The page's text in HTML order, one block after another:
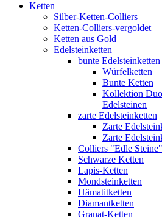
Ketten
Silber-Ketten-Colliers
Ketten-Colliers-vergoldet
Ketten aus Gold
Edelsteinketten
bunte Edelsteinketten
Würfelketten
Bunte Ketten
Kollektion
Edelsteinen
zarte Edelsteinketten
Zarte
Zarte
Colliers "Edle Steine"
Schwarze Ketten
Lapis-Ketten
Mondsteinketten
Hämatitketten
Diamantketten
Granat-Ketten